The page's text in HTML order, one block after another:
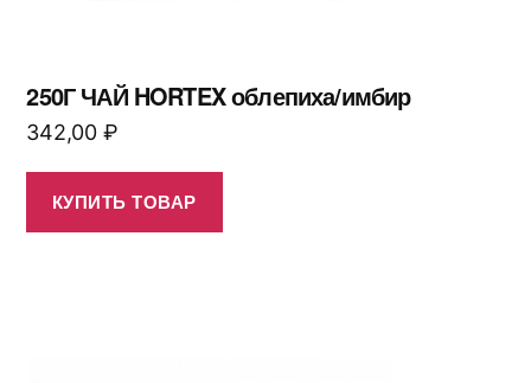
250Г ЧАЙ HORTEX облепиха/имбир
342,00 ₽
КУПИТЬ ТОВАР